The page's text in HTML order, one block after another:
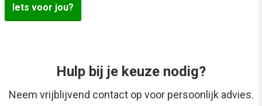
Iets voor jou?
Hulp bij je keuze nodig?
Neem vrijblijvend contact op voor persoonlijk advies.